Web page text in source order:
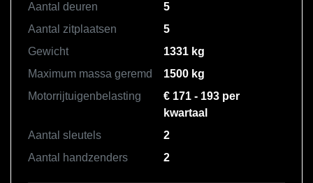
Aantal deuren
5
Aantal zitplaatsen
5
Gewicht
1331 kg
Maximum massa geremd
1500 kg
Motorrijtuigenbelasting
€ 171 - 193 per
kwartaal
Aantal sleutels
2
Aantal handzenders
2